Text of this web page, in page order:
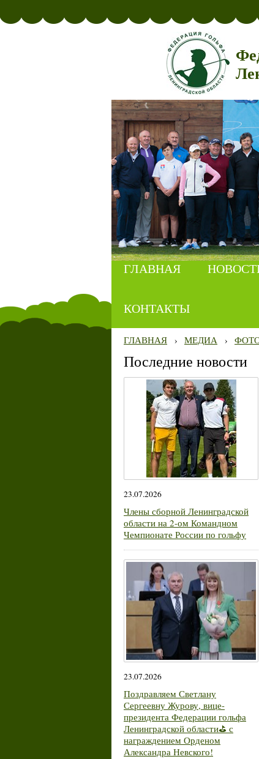
ГЛАВНАЯ
КОНТАКТЫ
ГЛАВНАЯ › МЕДИА ›
Последние новости
23.07.2026
Члены сборной Ленинградской
области на 2-ом Командном
Чемпионате России по гольфу
23.07.2026
Поздравляем Светлану
Сергеевну Журову, вице-
президента Федерации гольфа
Ленинградской области⛳ с
награждением Орденом
Александра Невского!